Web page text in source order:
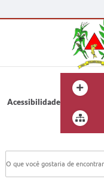
Acessibilidade